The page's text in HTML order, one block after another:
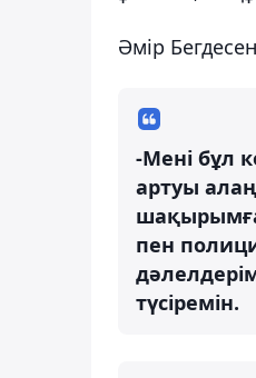
Әмір
-Мені бұл
артуы
шақырымға
пен
түсіремін.